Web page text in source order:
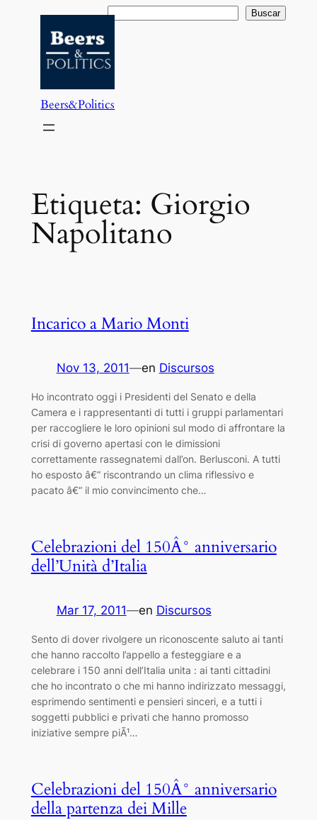
contenido
Buscar Buscar
Beers&Politics
Etiqueta: Giorgio
Napolitano
Incarico a Mario Monti
Nov 13, 2011—en Discursos
Ho incontrato oggi i Presidenti del Senato e della
Camera e i rappresentanti di tutti i gruppi parlamentari
per raccogliere le loro opinioni sul modo di affrontare la
crisi di governo apertasi con le dimissioni
correttamente rassegnatemi dall’on. Berlusconi. A tutti
ho esposto â€“ riscontrando un clima riflessivo e
pacato â€“ il mio convincimento che…
Celebrazioni del 150Â° anniversario
dell’Unità d’Italia
Mar 17, 2011—en Discursos
Sento di dover rivolgere un riconoscente saluto ai tanti
che hanno raccolto l’appello a festeggiare e a
celebrare i 150 anni dell’Italia unita : ai tanti cittadini
che ho incontrato o che mi hanno indirizzato messaggi,
esprimendo sentimenti e pensieri sinceri, e a tutti i
soggetti pubblici e privati che hanno promosso
iniziative sempre piÃ¹…
Celebrazioni del 150Â° anniversario
della partenza dei Mille